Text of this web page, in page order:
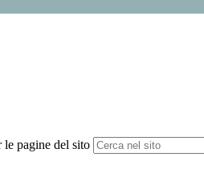
le pagine del sito